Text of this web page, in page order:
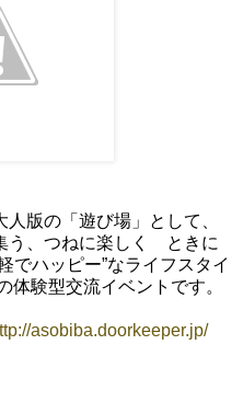
版の「遊び場」として、
う、つねに楽しく ときに
ハッピー”なライフスタイ
体験型交流イベントです。
asobiba.doorkeeper.jp/